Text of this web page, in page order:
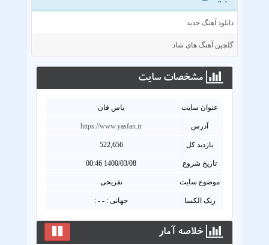
دانلود آهنگ جدید
گلچین آهنگ های شاد
مشخصات سايت
عنوان سايت یاس فان
آدرس https://www.yasfan.ir
بازدید کل 522,656
تاریخ شروع 1400/03/08 00:46
موضوع سایت تفریحی
رنک الکسا جهانی : - - :
خلاصه آمار